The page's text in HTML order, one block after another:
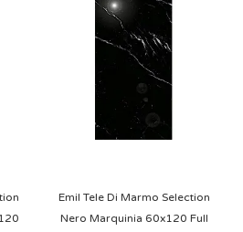
Emil Tele Di Marmo Selection
Nero Marquinia 60x120 Full